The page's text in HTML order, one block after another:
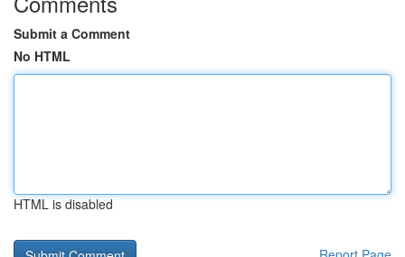
Submit a Comment
No HTML
HTML is disabled